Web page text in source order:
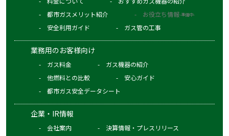
都市ガスメリット紹介
お役立ち情報-準備中-
安全利用ガイド ガス管の工事
業務用のお客様向け
ガス料金
ガス機器の紹介
他燃料との比較
安心ガイド
都市ガス安全データシート
企業・IR情報
会社案内
決算情報・プレスリリース